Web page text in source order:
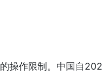
操作限制。中国自